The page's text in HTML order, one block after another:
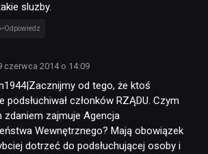
sluzby.
Odpowiedz
czerwca 2014 o 14:09
od tego, że ktoś
podsłuchiwał członków RZĄDU. Czym
zdaniem zajmuje Agencja
Wewnętrznego? Mają obowiązek
dotrzeć do podsłuchującej osoby i